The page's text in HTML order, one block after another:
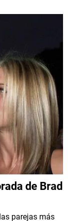
de Brad
parejas más